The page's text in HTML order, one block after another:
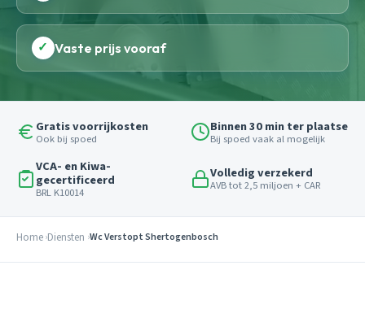
✓ Vaste prijs vooraf
Gratis voorrijkosten
Ook bij spoed
Binnen 30 min ter plaatse
Bij spoed vaak al mogelijk
VCA- en Kiwa-
gecertificeerd
BRL K10014
Volledig verzekerd
AVB tot 2,5 miljoen + CAR
Home Diensten Wc Verstopt Shertogenbosch